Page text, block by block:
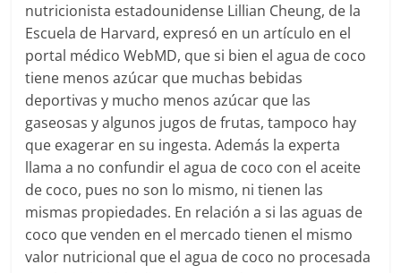
nutricionista estadounidense Lillian Cheung, de la
Escuela de Harvard, expresó en un artículo en el
portal médico WebMD, que si bien el agua de coco
tiene menos azúcar que muchas bebidas
deportivas y mucho menos azúcar que las
gaseosas y algunos jugos de frutas, tampoco hay
que exagerar en su ingesta. Además la experta
llama a no confundir el agua de coco con el aceite
de coco, pues no son lo mismo, ni tienen las
mismas propiedades. En relación a si las aguas de
coco que venden en el mercado tienen el mismo
valor nutricional que el agua de coco no procesada